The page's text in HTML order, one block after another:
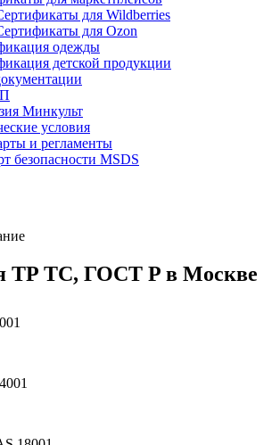
для Wildberries
для Ozon
одежды
детской продукции
Минкульт
условия
и регламенты
безопасности MSDS
ТP TC, ГОСТ P в Москве